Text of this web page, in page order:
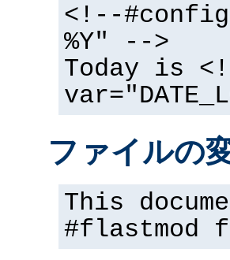
<!--#config
%Y" -->
Today is
ファイルの
This
#flastmod